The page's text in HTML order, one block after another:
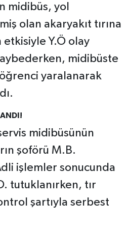
midibüs, yol
olan akaryakıt tırına
etkisiyle Y.Ö olay
midibüste
yaralanarak
midibüsünün
şoförü M.B.
işlemler sonucunda
tutuklanırken, tır
şartıyla serbest